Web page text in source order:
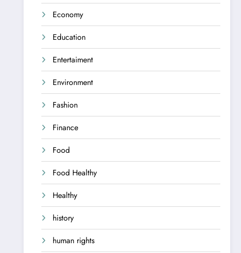
Economy
Education
Entertaiment
Environment
Fashion
Finance
Food
Food Healthy
Healthy
history
human rights